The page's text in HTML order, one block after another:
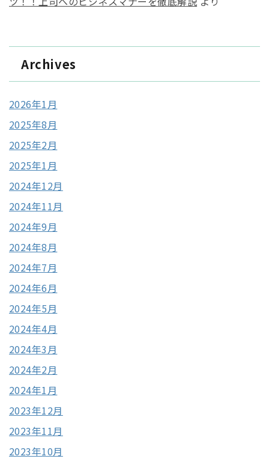
Archives
2026年1月
2025年8月
2025年2月
2025年1月
2024年12月
2024年11月
2024年9月
2024年8月
2024年7月
2024年6月
2024年5月
2024年4月
2024年3月
2024年2月
2024年1月
2023年12月
2023年11月
2023年10月